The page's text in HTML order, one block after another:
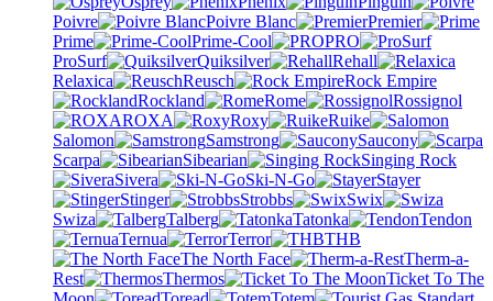
Poivre
Poivre Blanc
Premier
Prime
Prime-Cool
PRO
ProSurf
Quiksilver
Rehall
Relaxica
Reusch
Rock Empire
Rockland
Rome
Rossignol
ROXA
Roxy
Ruike
Salomon
Samstrong
Saucony
Scarpa
Sibearian
Singing Rock
Sivera
Ski-N-Go
Stayer
Stinger
Strobbs
Swix
Swiza
Talberg Tatonka
Tendon
Ternua
Terror
THB
The North Face
Therm-a-
Rest
Thermos
Ticket To The